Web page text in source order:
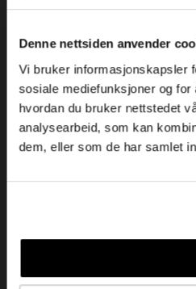
Denne nettsiden anvender
Vi bruker informasjonskapsler
sosiale mediefunksjoner og
hvordan du bruker nettstedet
analysearbeid, som kan
dem, eller som de har samlet
Personvern
Holtegata 26, 0355 Oslo
Telefon: +47 22 92 50 00
E-post: kundeservice@tendenz.net
Nyttige lenker
Datablad
Om oss